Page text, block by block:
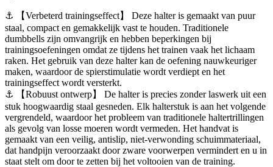
⚓ 【Verbeterd trainingseffect】 Deze halter is gemaakt van puur
staal, compact en gemakkelijk vast te houden. Traditionele
dumbbells zijn omvangrijk en hebben beperkingen bij
trainingsoefeningen omdat ze tijdens het trainen vaak het lichaam
raken. Het gebruik van deze halter kan de oefening nauwkeuriger
maken, waardoor de spierstimulatie wordt verdiept en het
trainingseffect wordt versterkt.
⚓ 【Robuust ontwerp】 De halter is precies zonder laswerk uit een
stuk hoogwaardig staal gesneden. Elk halterstuk is aan het volgende
vergrendeld, waardoor het probleem van traditionele haltertrillingen
als gevolg van losse moeren wordt vermeden. Het handvat is
gemaakt van een veilig, antislip, niet-verwonding schuimmateriaal,
dat handpijn veroorzaakt door zware voorwerpen vermindert en u in
staat stelt om door te zetten bij het voltooien van de training.